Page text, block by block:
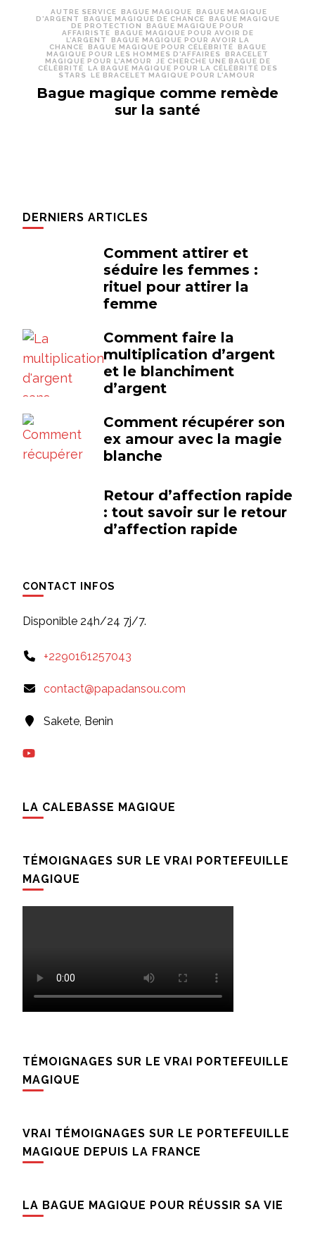
AUTRE SERVICE BAGUE MAGIQUE
BAGUE MAGIQUE
D'ARGENT
BAGUE MAGIQUE DE CHANCE
BAGUE MAGIQUE
DE PROTECTION
BAGUE MAGIQUE POUR
AFFAIRISTE
BAGUE MAGIQUE POUR AVOIR DE
L’ARGENT
BAGUE MAGIQUE POUR AVOIR LA
CHANCE
BAGUE MAGIQUE POUR CÉLÉBRITÉ
BAGUE
MAGIQUE POUR LES HOMMES D'AFFAIRES
BRACELET
MAGIQUE POUR L'AMOUR
JE CHERCHE UNE BAGUE DE
CÉLÉBRITÉ
LA BAGUE MAGIQUE POUR LA CÉLÉBRITÉ DES
STARS
LE BRACELET MAGIQUE POUR L'AMOUR
Bague magique comme remède
sur la santé
DERNIERS ARTICLES
Comment attirer et
séduire les femmes :
rituel pour attirer la
femme
Comment faire la
multiplication d’argent
et le blanchiment
d’argent
Comment récupérer son
ex amour avec la magie
blanche
Retour d’affection rapide
: tout savoir sur le retour
d’affection rapide
CONTACT INFOS
Disponible 24h/24 7j/7.
+2290161257043
contact@papadansou.com
Sakete, Benin
LA CALEBASSE MAGIQUE
TÉMOIGNAGES SUR LE VRAI PORTEFEUILLE
MAGIQUE
TÉMOIGNAGES SUR LE VRAI PORTEFEUILLE
MAGIQUE
VRAI TÉMOIGNAGES SUR LE PORTEFEUILLE
MAGIQUE DEPUIS LA FRANCE
LA BAGUE MAGIQUE POUR RÉUSSIR SA VIE